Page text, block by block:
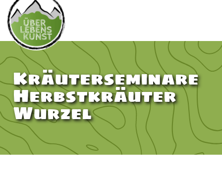
Kräuterseminare
Herbstkräuter
Wurzel